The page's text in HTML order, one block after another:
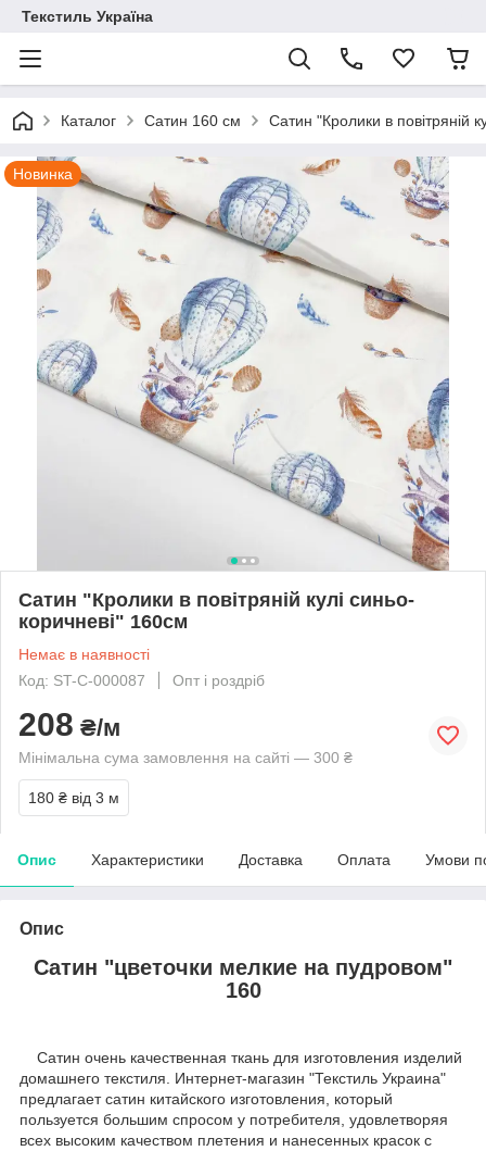
Текстиль Україна
Каталог Сатин 160 см Сатин "Кролики в повітряній
Новинка
Сатин "Кролики в повітряній кулі синьо-
коричневі" 160см
Немає в наявності
Код: ST-C-000087
Опт і роздріб
208 ₴/м
Мінімальна сума замовлення на сайті — 300 ₴
180 ₴ від 3 м
Опис Характеристики Доставка Оплата Умови
Опис
Сатин "цветочки мелкие на пудровом"
160
Сатин очень качественная ткань для изготовления изделий
домашнего текстиля. Интернет-магазин "Текстиль Украина"
предлагает сатин китайского изготовления, который
пользуется большим спросом у потребителя, удовлетворяя
всех высоким качеством плетения и нанесенных красок с